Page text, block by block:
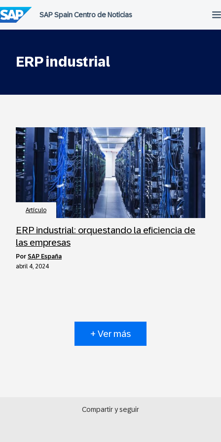
al
contenido
ERP industrial
Artículo
ERP industrial: orquestando la eficiencia de
las empresas
por SAP España
abril 4, 2024
+ Ver más
Compartir y seguir